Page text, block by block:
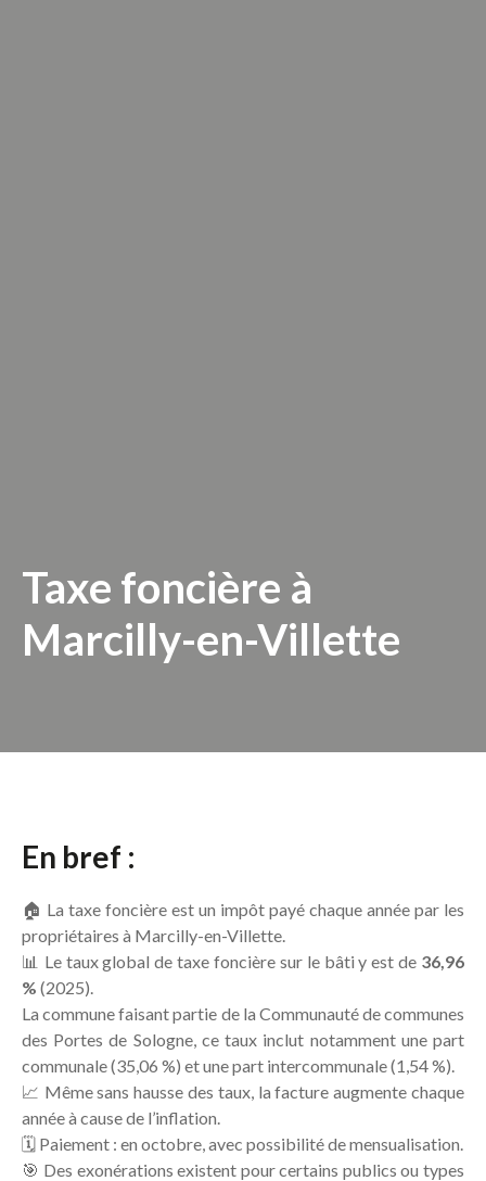
Taxe foncière à
Marcilly-en-Villette
En bref :
🏠 La taxe foncière est un impôt payé chaque année par les
propriétaires à Marcilly-en-Villette.
📊 Le taux global de taxe foncière sur le bâti y est de 36,96
% (2025).
La commune faisant partie de la Communauté de communes
des Portes de Sologne, ce taux inclut notamment une part
communale (35,06 %) et une part intercommunale (1,54 %).
📈 Même sans hausse des taux, la facture augmente chaque
année à cause de l’inflation.
🗓️ Paiement : en octobre, avec possibilité de mensualisation.
🎯 Des exonérations existent pour certains publics ou types